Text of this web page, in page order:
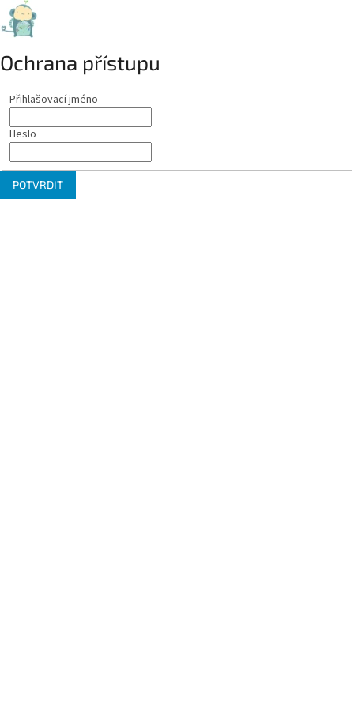
Ochrana přístupu
Přihlašovací jméno
Heslo
POTVRDIT